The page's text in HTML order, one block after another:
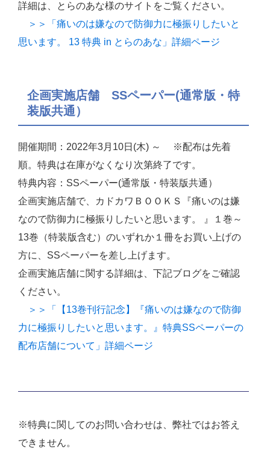
詳細は、とらのあな様のサイトをご覧ください。
＞＞「痛いのは嫌なので防御力に極振りしたいと
思います。 13 特典 in とらのあな」詳細ページ
企画実施店舗 SSペーパー(通常版・特
装版共通）
開催期間：2022年3月10日(木) ～ ※配布は先着
順。特典は在庫がなくなり次第終了です。
特典内容：SSペーパー(通常版・特装版共通）
企画実施店舗で、カドカワＢＯＯＫＳ『痛いのは嫌
なので防御力に極振りしたいと思います。 』１巻～
13巻（特装版含む）のいずれか１冊をお買い上げの
方に、SSペーパーを差し上げます。
企画実施店舗に関する詳細は、下記ブログをご確認
ください。
＞＞「【13巻刊行記念】『痛いのは嫌なので防御
力に極振りしたいと思います。』特典SSペーパーの
配布店舗について」詳細ページ
※特典に関してのお問い合わせは、弊社ではお答え
できません。